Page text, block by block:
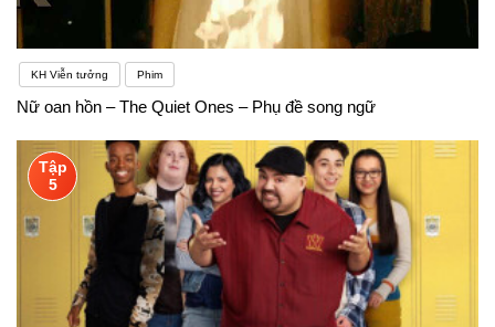
KH Viễn tưởng Phim
Nữ oan hồn – The Quiet Ones – Phụ đề song ngữ
Tập
5